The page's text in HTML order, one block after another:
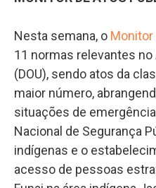
Nesta semana, o
11 normas relevantes no
(DOU), sendo atos da
maior número,
situações de
Nacional de Segurança
indígenas e o
acesso de pessoas